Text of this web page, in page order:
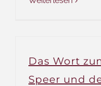
Das Wort
Speer und